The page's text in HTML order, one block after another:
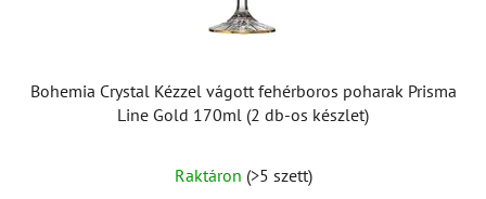
Bohemia Crystal Kézzel vágott fehérboros poharak Prisma
Line Gold 170ml (2 db-os készlet)
Raktáron (>5 szett)